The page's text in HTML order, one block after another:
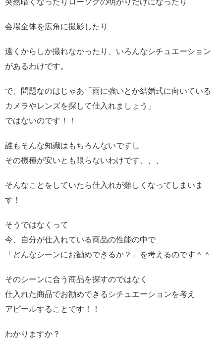
会場全体を広角に撮影したり
遠くからしか撮れなかったり、いろんなシチュエーション
があるわけです。
で、問題なのはじゃあ「雨に強いとか結婚式に向いている
カメラやレンズを探して仕入れましょう」
ではないのです！！
誰もそんな知識はもちろんないですし
その機種が安いとも限らないわけです、、、
そんなことをしていたら仕入れが難しくなってしまいま
す！
そうではなくって
今、自分が仕入れている商品の性能の中で
「どんなシーンにお勧めできるか？」を考えるのです＾＾
そのシーンに合う商品を探すのではなく
仕入れた商品でお勧めできるシチュエーションを考え
アピールすることです！！
わかりますか？